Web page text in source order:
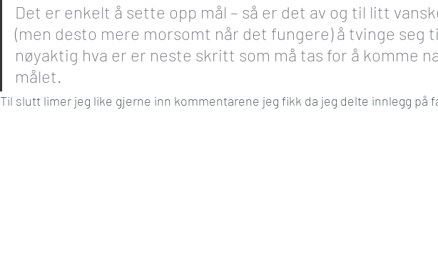
Det er enkelt å sette opp mål – så er det av og til litt
(men desto mere morsomt når det fungere) å tvinge seg
nøyaktig hva er er neste skritt som må tas for å komme
målet.
Til slutt limer jeg like gjerne inn kommentarene jeg fikk da jeg delte innlegg på